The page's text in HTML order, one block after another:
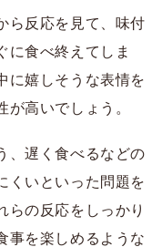
ら反応を見て、味付
に食べ終えてしま
に嬉しそうな表情を
が高いでしょう。
、遅く食べるなどの
くいといった問題を
らの反応をしっかり
事を楽しめるような